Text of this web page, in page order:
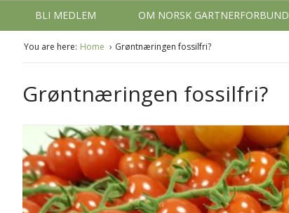
BLI MEDLEM OM NORSK GARTNERFORBUND
You are here: Home Grøntnæringen fossilfri?
Grøntnæringen fossilfri?